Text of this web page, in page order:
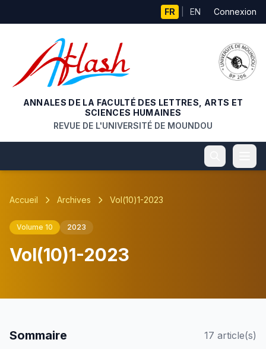
FR EN Connexion
ANNALES DE LA FACULTÉ DES LETTRES, ARTS ET
SCIENCES HUMAINES
REVUE DE L'UNIVERSITÉ DE MOUNDOU
Accueil Archives Vol(10)1-2023
Volume 10 2023
Vol(10)1-2023
Sommaire 17 article(s)